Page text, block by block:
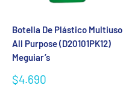
Botella De Plástico Multiuso
All Purpose (D20101PK12)
Meguiar’s
Precio
$4.690